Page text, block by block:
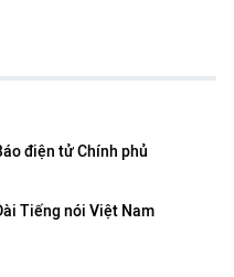
điện tử Chính phủ
Tiếng nói Việt Nam